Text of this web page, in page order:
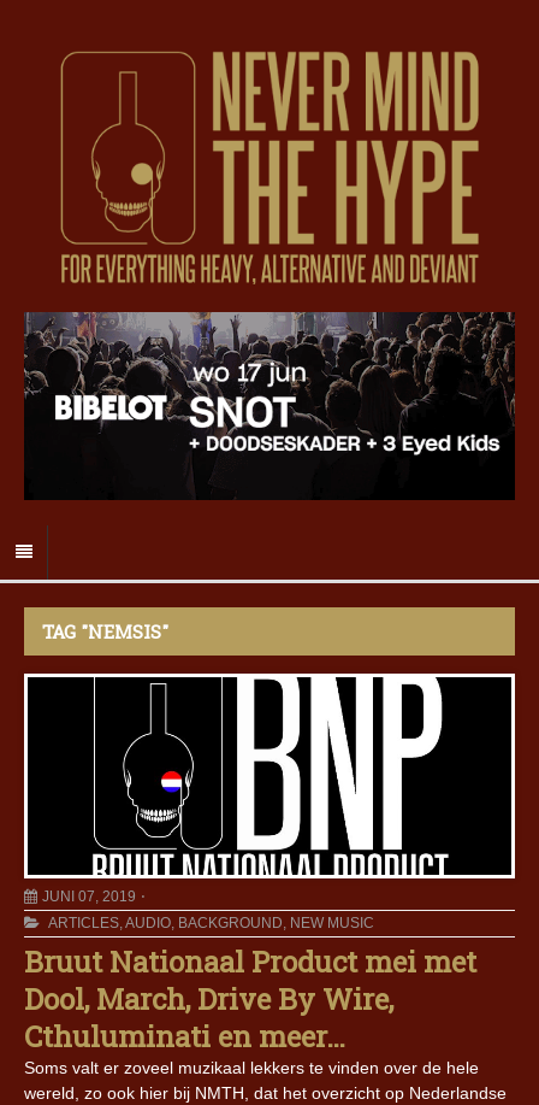
TAG "NEMSIS"
JUNI 07, 2019
ARTICLES,AUDIO, BACKGROUND, NEW MUSIC
Bruut Nationaal Product mei met
Dool, March, Drive By Wire,
Cthuluminati en meer…
Soms valt er zoveel muzikaal lekkers te vinden over de hele
wereld, zo ook hier bij NMTH, dat het overzicht op Nederlandse